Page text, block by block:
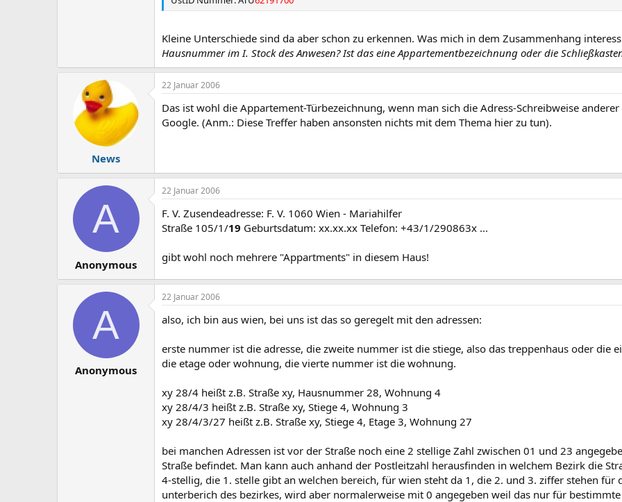
Kleine Unterschiede sind da aber schon zu erkennen. Was mich in dem Zusammenhang
Hausnummer im I. Stock des Anwesen? Ist das eine Appartementbezeichnung oder die
News
22 Januar 2006
Das ist wohl die Appartement-Türbezeichnung, wenn man sich die Adress-Schreibweise
Google. (Anm.: Diese Treffer haben ansonsten nichts mit dem Thema hier zu tun).
A
Anonymous
22 Januar 2006
F. V. Zusendeadresse: F. V. 1060 Wien - Mariahilfer
Straße 105/1/19 Geburtsdatum: xx.xx.xx Telefon: +43/1/290863x ...
gibt wohl noch mehrere "Appartments" in diesem Haus!
A
Anonymous
22 Januar 2006
also, ich bin aus wien, bei uns ist das so geregelt mit den adressen:
erste nummer ist die adresse, die zweite nummer ist die stiege, also das treppenhaus oder die
die etage oder wohnung, die vierte nummer ist die wohnung.
xy 28/4 heißt z.B. Straße xy, Hausnummer 28, Wohnung 4
xy 28/4/3 heißt z.B. Straße xy, Stiege 4, Wohnung 3
xy 28/4/3/27 heißt z.B. Straße xy, Stiege 4, Etage 3, Wohnung 27
bei manchen Adressen ist vor der Straße noch eine 2 stellige Zahl zwischen 01 und 23
Straße befindet. Man kann auch anhand der Postleitzahl herausfinden in welchem Bezirk die
4-stellig, die 1. stelle gibt an welchen bereich, für wien steht da 1, die 2. und 3. ziffer stehen für
unterberich des bezirkes, wird aber normalerweise mit 0 angegeben weil das nur für